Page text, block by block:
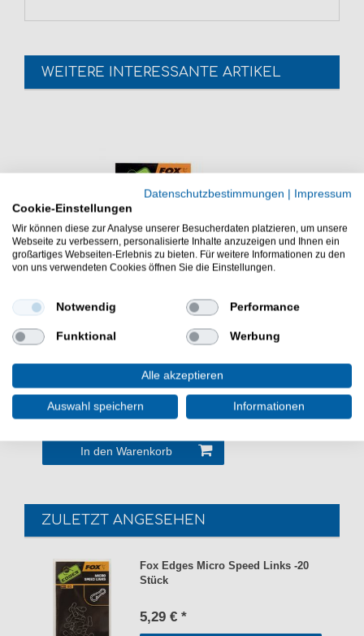
WEITERE INTERESSANTE ARTIKEL
4,49 € *
In den Warenkorb
ZULETZT ANGESEHEN
Fox Edges Micro Speed Links -20
Stück
5,29 € *
Datenschutzbestimmungen | Impressum
Cookie-Einstellungen
Wir können diese zur Analyse unserer Besucherdaten platzieren, um unsere
Webseite zu verbessern, personalisierte Inhalte anzuzeigen und Ihnen ein
großartiges Webseiten-Erlebnis zu bieten. Für weitere Informationen zu den
von uns verwendeten Cookies öffnen Sie die Einstellungen.
Notwendig Performance
Funktional Werbung
Alle akzeptieren
Auswahl speichern Informationen